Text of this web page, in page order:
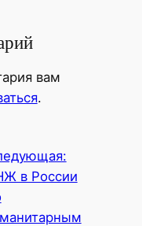
вам
.
в России